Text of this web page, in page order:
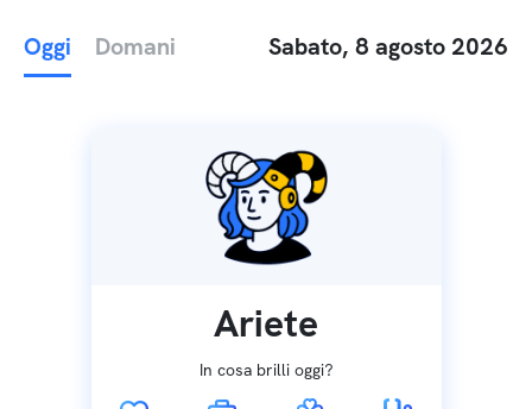
Oggi Domani Sabato, 8 agosto 2026
Ariete
In cosa brilli oggi?